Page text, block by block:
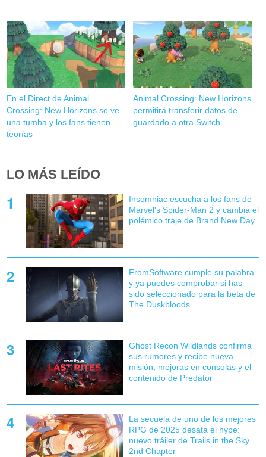
En el Direct de Animal
Crossing: New Horizons se ve
una tumba y los fans tienen
teorías
Animal Crossing: New Horizons
permitirá transferir datos de
guardado a otra Switch
LO MÁS LEÍDO
Insomniac escucha a los fans de
Marvel's Spider-Man 2 y cambia el
polémico traje de Brand New Day
FromSoftware cumple su palabra
y ya puedes comprobar si has
sido seleccionado para la beta de
The Duskbloods
Ghost Recon Wildlands confirma
sus rumores y recibe nueva
misión, mejoras en consolas y el
contenido de Predator
La secuela de uno de los mejores
RPG de 2025 desata el hype:
nuevo tráiler de Trails in the Sky
2nd Chapter